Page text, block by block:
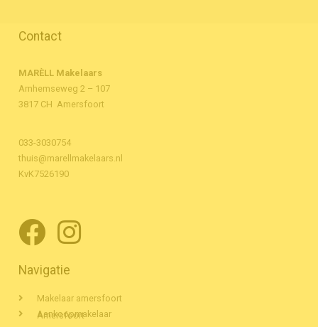
Contact
MARÈLL Makelaars
Arnhemseweg 2 – 107
3817 CH Amersfoort
033-3030754
thuis@marellmakelaars.nl
KvK7526190
Navigatie
Makelaar amersfoort
Aankoopmakelaar Amersfoort